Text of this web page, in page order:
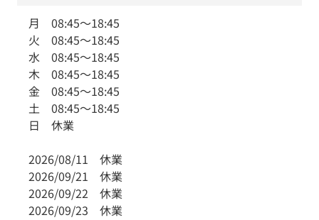
月 08:45～18:45
火 08:45～18:45
水 08:45～18:45
木 08:45～18:45
金 08:45～18:45
土 08:45～18:45
日 休業
2026/08/11 休業
2026/09/21 休業
2026/09/22 休業
2026/09/23 休業